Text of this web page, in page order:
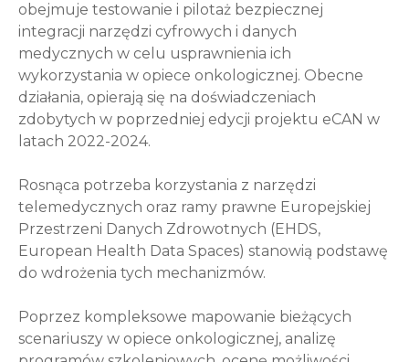
obejmuje testowanie i pilotaż bezpiecznej
integracji narzędzi cyfrowych i danych
medycznych w celu usprawnienia ich
wykorzystania w opiece onkologicznej. Obecne
działania, opierają się na doświadczeniach
zdobytych w poprzedniej edycji projektu eCAN w
latach 2022-2024.
Rosnąca potrzeba korzystania z narzędzi
telemedycznych oraz ramy prawne Europejskiej
Przestrzeni Danych Zdrowotnych (EHDS,
European Health Data Spaces) stanowią podstawę
do wdrożenia tych mechanizmów.
Poprzez kompleksowe mapowanie bieżących
scenariuszy w opiece onkologicznej, analizę